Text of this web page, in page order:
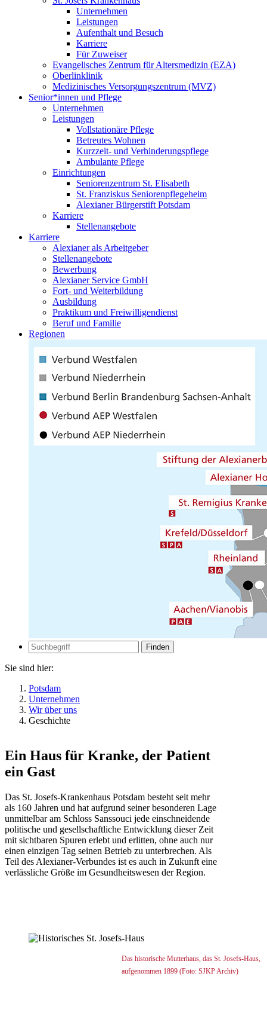
Unternehmen
Leistungen
Aufenthalt und Besuch
Karriere
Für Zuweiser
Evangelisches Zentrum für Altersmedizin (EZA)
Oberlinklinik
Medizinisches Versorgungszentrum (MVZ)
Senior*innen und Pflege
Unternehmen
Leistungen
Vollstationäre Pflege
Betreutes Wohnen
Kurzzeit- und Verhinderungspflege
Ambulante Pflege
Einrichtungen
Seniorenzentrum St. Elisabeth
St. Franziskus Seniorenpflegeheim
Alexianer Bürgerstift Potsdam
Karriere
Stellenangebote
Karriere
Alexianer als Arbeitgeber
Stellenangebote
Bewerbung
Alexianer Service GmbH
Fort- und Weiterbildung
Ausbildung
Praktikum und Freiwilligendienst
Beruf und Familie
Regionen
Zur
Suche
Suche
Sie sind hier:
Potsdam
Unternehmen
Wir über uns
Geschichte
Ein Haus für Kranke, der Patient
ein Gast
Das St. Josefs-Krankenhaus Potsdam besteht seit mehr
als 160 Jahren und hat aufgrund seiner besonderen Lage
unmittelbar am Schloss Sanssouci jede einschneidende
politische und gesellschaftliche Entwicklung dieser Zeit
mit sichtbaren Spuren erlebt und erlitten, ohne auch nur
einen einzigen Tag seinen Betrieb zu unterbrechen. Als
Teil des Alexianer-Verbundes ist es auch in Zukunft eine
verlässliche Größe im Gesundheitswesen der Region.
Das historische Mutterhaus, das St. Josefs-Haus,
aufgenommen 1899 (Foto: SJKP Archiv)